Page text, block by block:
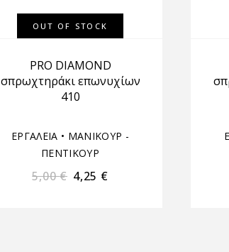
OUT OF STOCK
PRO DIAMOND
σπρωχτηράκι επωνυχίων
410
ΕΡΓΑΛΕΙΑ • ΜΑΝΙΚΟΥΡ -
ΠΕΝΤΙΚΟΥΡ
5,00€ 4,25 €